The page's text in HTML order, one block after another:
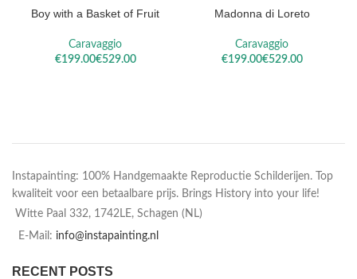
Boy with a Basket of Fruit
Caravaggio
€
€
Madonna di Loreto
Caravaggio
€
€
Instapainting: 100% Handgemaakte Reproductie Schilderijen. Top
kwaliteit voor een betaalbare prijs. Brings History into your life!
Witte Paal 332, 1742LE, Schagen (NL)
E-Mail: info@instapainting.nl
RECENT POSTS